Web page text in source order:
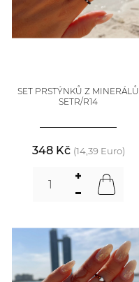
SET PRSTÝNKŮ Z MINERÁLŮ
SETR/R14
348 Kč (14,39 Euro)